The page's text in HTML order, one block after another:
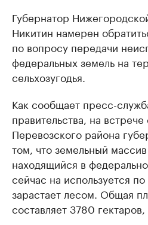
Губернатор
Никитин намерен
по вопросу передачи
федеральных земель на
сельхозугодья.
Как сообщает пресс-
правительства, на
Перевозского района
том, что земельный массив
находящийся в
сейчас на используется
зарастает лесом. Общая
составляет 3780 гектаров,